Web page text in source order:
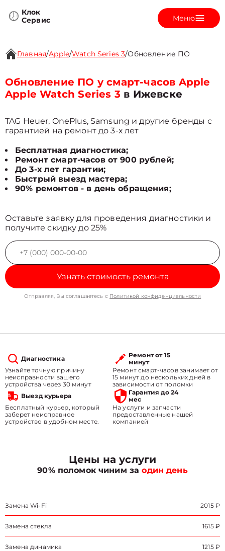
Клок
Сервис
Меню
Главная/Apple/Watch Series 3/Обновление ПО
Обновление ПО у смарт-часов Apple
Apple Watch Series 3 в Ижевске
TAG Heuer, OnePlus, Samsung и другие бренды с
гарантией на ремонт до 3-х лет
Бесплатная диагностика;
Ремонт смарт-часов от 900 рублей;
До 3-х лет гарантии;
Быстрый выезд мастера;
90% ремонтов - в день обращения;
Оставьте заявку для проведения диагностики и
получите скидку до 25%
Узнать стоимость ремонта
Отправляя, Вы соглашаетесь с Политикой конфиденциальности
Диагностика
Узнайте точную причину
неисправности вашего
устройства через 30 минут
Ремонт от 15
минут
Ремонт смарт-часов занимает от
15 минут до нескольких дней в
зависимости от поломки
Выезд курьера
Бесплатный курьер, который
заберет неисправное
устройство в удобном месте.
Гарантия до 24
мес
На услуги и запчасти
предоставленные нашей
компанией
Цены на услуги
90% поломок чиним заодин день
Замена Wi-Fi 2015 ₽
Замена стекла 1615 ₽
Замена динамика 1215 ₽